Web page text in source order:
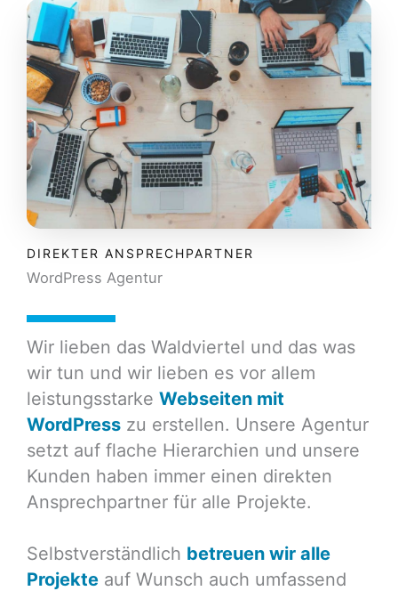
DIREKTER ANSPRECHPARTNER
WordPress Agentur
Wir lieben das Waldviertel und das was
wir tun und wir lieben es vor allem
leistungsstarke Webseiten mit
WordPress zu erstellen. Unsere Agentur
setzt auf flache Hierarchien und unsere
Kunden haben immer einen direkten
Ansprechpartner für alle Projekte.
Selbstverständlich betreuen wir alle
Projekte auf Wunsch auch umfassend